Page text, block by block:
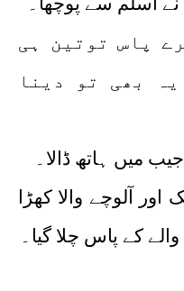
پاس توتین ہی
بھی تو دینا
میں ہاتھ ڈالا۔
اور آلوچے والا کھڑا
کے پاس چلا گیا۔